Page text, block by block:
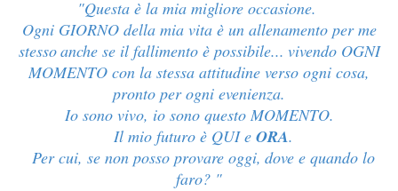
"Questa è la mia migliore occasione.
Ogni GIORNO della mia vita è un allenamento per me
stessoanche se il fallimento è possibile... vivendo OGNI
MOMENTO con la stessa attitudine verso ogni cosa,
pronto per ogni evenienza.
Io sono vivo, io sono questo MOMENTO.
Il mio futuro è QUI e ORA.
Per cui, se non posso provare oggi, dove e quando lo
faro? "